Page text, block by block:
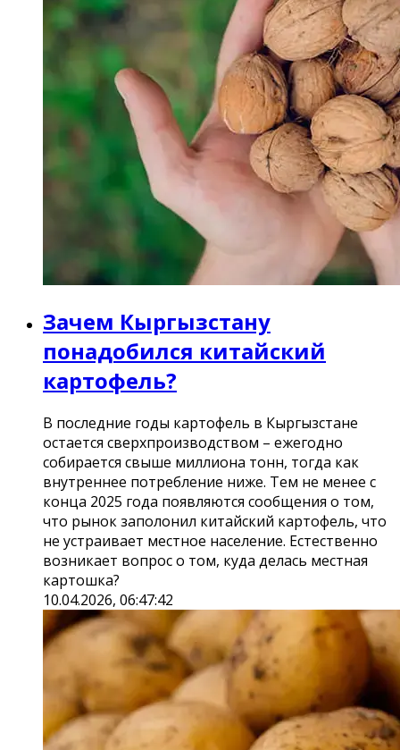
Зачем Кыргызстану
понадобился китайский
картофель?
В последние годы картофель в Кыргызстане
остается сверхпроизводством – ежегодно
собирается свыше миллиона тонн, тогда как
внутреннее потребление ниже. Тем не менее с
конца 2025 года появляются сообщения о том,
что рынок заполонил китайский картофель, что
не устраивает местное население. Естественно
возникает вопрос о том, куда делась местная
картошка?
10.04.2026, 06:47:42